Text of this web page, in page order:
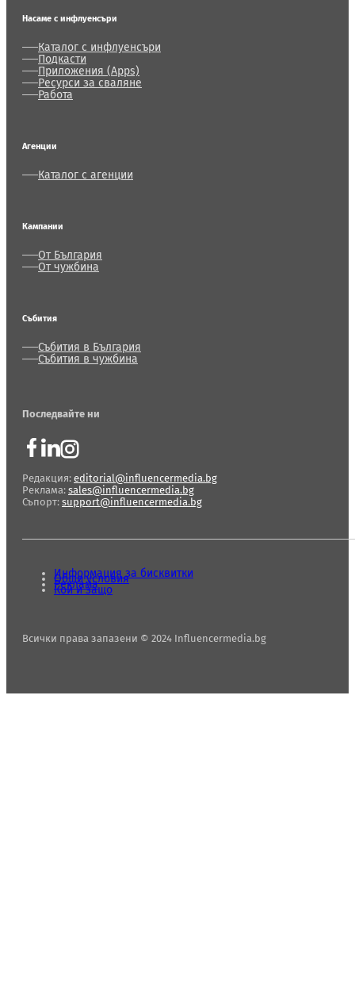
Насаме с инфлуенсъри
Каталог с инфлуенсъри
Подкасти
Приложения (Apps)
Ресурси за сваляне
Работа
Агенции
Каталог с агенции
Кампании
От България
От чужбина
Събития
Събития в България
Събития в чужбина
Последвайте ни
Редакция: editorial@influencermedia.bg
Реклама: sales@influencermedia.bg
Съпорт: support@influencermedia.bg
Всички права запазени © 2024 Influencermedia.bg
Информация за бисквитки
Общи условия
Реклама
Кой и защо